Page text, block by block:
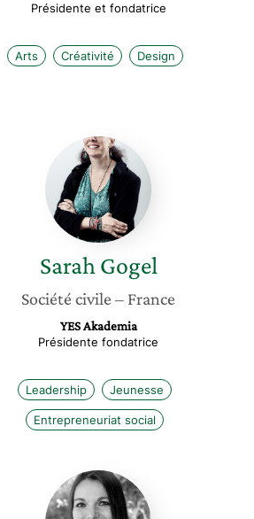
Présidente et fondatrice
Arts Créativité Design
Sarah
Gogel
Sarah Gogel
Société civile – France
YES Akademia
Présidente fondatrice
Leadership Jeunesse
Entrepreneuriat social
Anastasia
Seferiadis